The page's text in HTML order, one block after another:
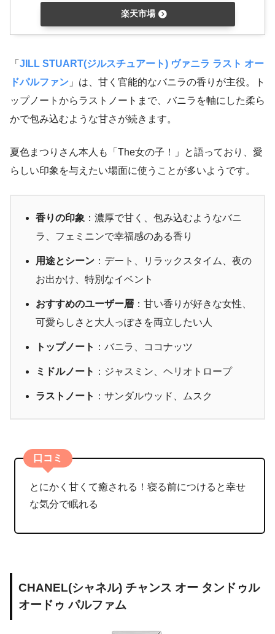
楽天市場
「 JILL STUART(ジルスチュアート) ヴァニラ ラスト オー
ドパルファン 」は、甘く官能的なバニラの香りが主役。ト
ップノートからラストノートまで、バニラを軸にした柔ら
かで包み込むような甘さが続きます。
夏色まつりさん本人も「The女の子！」と語っており、愛
らしい印象を与えたい場面に使うことが多いようです。
香りの印象 ：濃厚で甘く、包み込むようなバニ
ラ、フェミニンで幸福感のある香り
用途とシーン ：デート、リラックスタイム、夜の
お出かけ、特別なイベント
おすすめのユーザー層 ：甘い香りが好きな女性、
可愛らしさと大人っぽさを両立したい人
トップノート ：バニラ、ココナッツ
ミドルノート ：ジャスミン、ヘリオトロープ
ラストノート ：サンダルウッド、ムスク
口コミ
とにかく甘くて癒される！寝る前につけると幸せ
な気分で眠れる
CHANEL(シャネル) チャンス オー タンドゥル
オードゥ パルファム